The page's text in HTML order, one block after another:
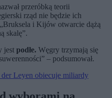
przeróbką teorii
rząd nie będzie ich
i Kijów otwarcie dążą
skalę”.
jest podłe. Węgry trzymają się
– podsumował.
Leyen obiecuje miliardy